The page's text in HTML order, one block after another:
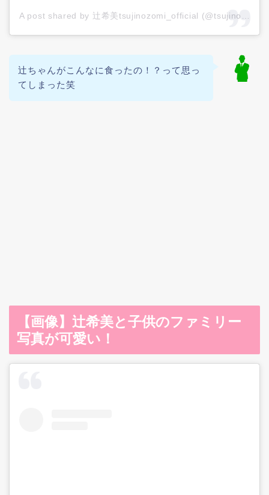
辻ちゃんがこんなに食ったの！？って思っ
てしまった笑
【画像】辻希美と子供のファミリー
写真が可愛い！